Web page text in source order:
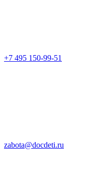
+7 495 150-99-51
zabota@docdeti.ru